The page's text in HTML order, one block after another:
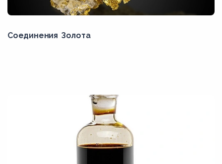
Соединения Золота